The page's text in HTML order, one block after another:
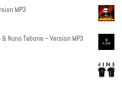
MP3
Nuno Tabone – Version MP3